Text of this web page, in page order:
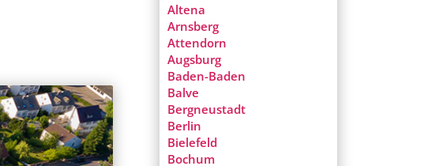
Altena
Arnsberg
Attendorn
Augsburg
Baden-Baden
Balve
Bergneustadt
Berlin
Bielefeld
Bochum